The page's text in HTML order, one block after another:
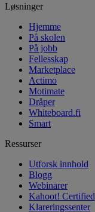
Løsninger
Hjemme
På skolen
På jobb
Fellesskap
Marketplace
Actimo
Motimate
Dråper
Whiteboard.fi
Smart
Ressurser
Utforsk innhold
Blogg
Webinarer
Kahoot! Certified
Klareringssenter